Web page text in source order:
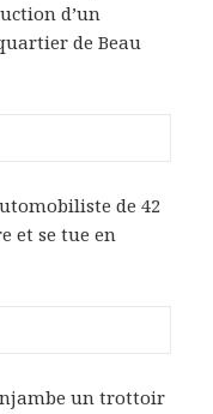
d’un
de Beau
de 42
et se tue en
un trottoir